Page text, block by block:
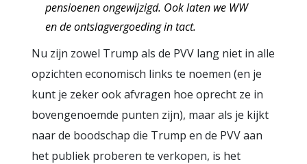
pensioenen ongewijzigd. Ook laten we WW
en de ontslagvergoeding in tact.
Nu zijn zowel Trump als de PVV lang niet in alle
opzichten economisch links te noemen (en je
kunt je zeker ook afvragen hoe oprecht ze in
bovengenoemde punten zijn), maar als je kijkt
naar de boodschap die Trump en de PVV aan
het publiek proberen te verkopen, is het